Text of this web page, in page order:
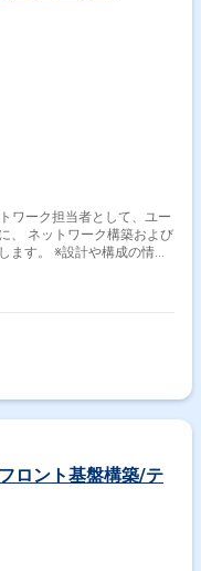
ワーク担当者として、ユー
、 ネットワーク構築および
ます。 ※設計や構成の情報
工場エリアへの無線アクセ
ロント基盤構築/テ